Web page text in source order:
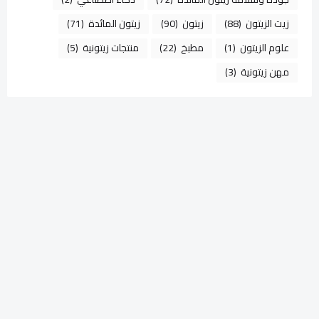
زيت الزيتون (88) زيتون (90) زيتون المائدة (71)
علوم الزيتون (1) مطبخ (22) منتجات زيتونية (5)
مهن زيتونية (3)